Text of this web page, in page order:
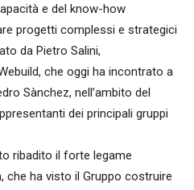
e del know-how
progetti complessi e strategici
da Pietro Salini,
che oggi ha incontrato a
Sànchez, nell’ambito del
dei principali gruppi
ribadito il forte legame
che ha visto il Gruppo costruire